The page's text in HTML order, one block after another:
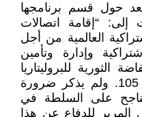
حول قسم برنامجها
إلى: “إقامة اتصالات
العالمية من أجل
وإدارة وتأمين
الثورية للبروليتاريا
العالمية” – كوهن، 2012، ص. 105. ولم يذكر ضرورة
على السلطة في
1917 والنضال المرير للدفاع عن هذا